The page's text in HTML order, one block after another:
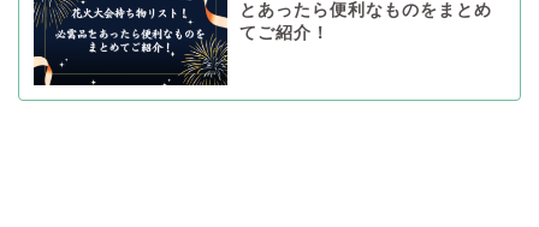
とあったら便利なものをまとめ
てご紹介！